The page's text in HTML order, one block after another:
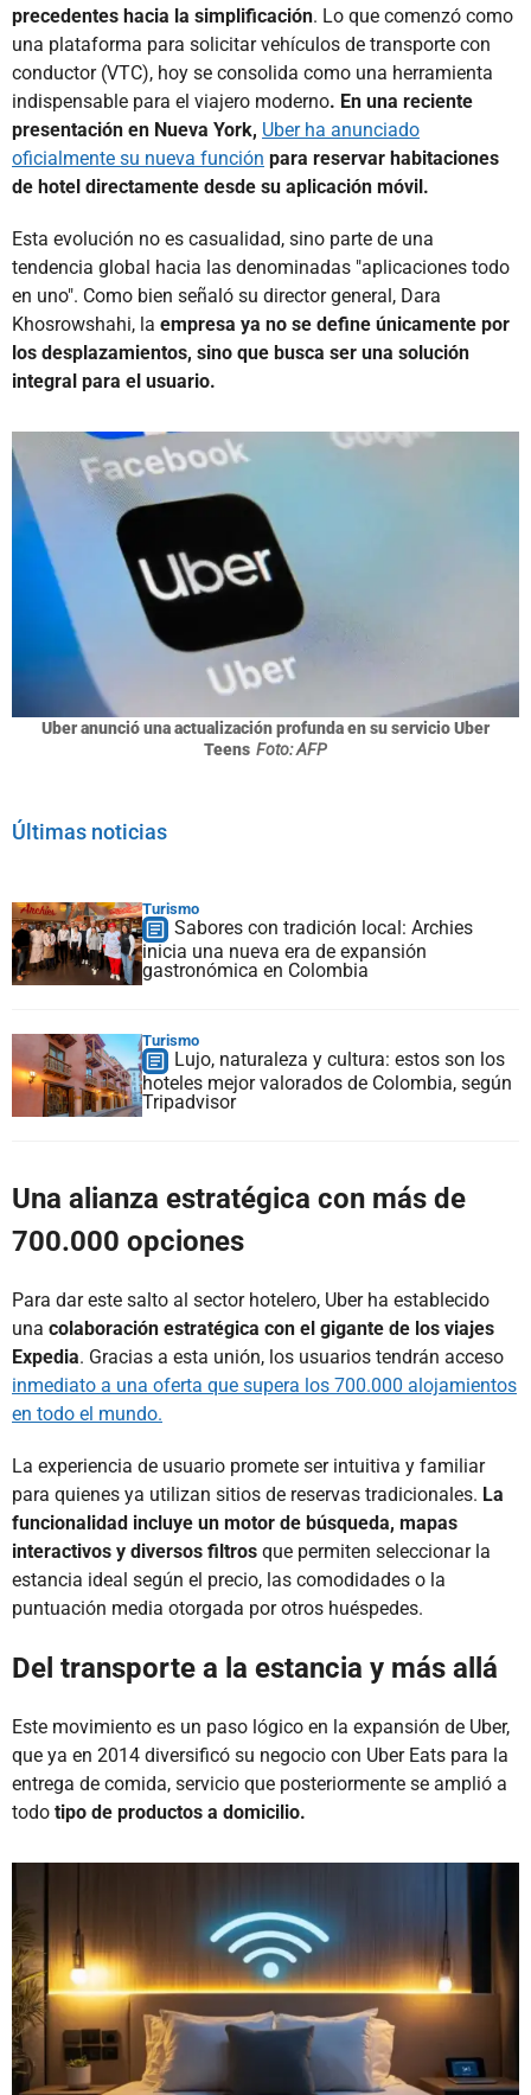
precedentes hacia la simplificación. Lo que comenzó como
una plataforma para solicitar vehículos de transporte con
conductor (VTC), hoy se consolida como una herramienta
indispensable para el viajero moderno. En una reciente
presentación en Nueva York, Uber ha anunciado
oficialmente su nueva función para reservar habitaciones
de hotel directamente desde su aplicación móvil.
Esta evolución no es casualidad, sino parte de una
tendencia global hacia las denominadas "aplicaciones todo
en uno". Como bien señaló su director general, Dara
Khosrowshahi, la empresa ya no se define únicamente por
los desplazamientos, sino que busca ser una solución
integral para el usuario.
Uber anunció una actualización profunda en su servicio Uber
Teens Foto: AFP
Últimas noticias
Turismo
Sabores con tradición local: Archies
inicia una nueva era de expansión
gastronómica en Colombia
Turismo
Lujo, naturaleza y cultura: estos son los
hoteles mejor valorados de Colombia, según
Tripadvisor
Una alianza estratégica con más de
700.000 opciones
Para dar este salto al sector hotelero, Uber ha establecido
una colaboración estratégica con el gigante de los viajes
Expedia. Gracias a esta unión, los usuarios tendrán acceso
inmediato a una oferta que supera los 700.000 alojamientos
en todo el mundo.
La experiencia de usuario promete ser intuitiva y familiar
para quienes ya utilizan sitios de reservas tradicionales. La
funcionalidad incluye un motor de búsqueda, mapas
interactivos y diversos filtros que permiten seleccionar la
estancia ideal según el precio, las comodidades o la
puntuación media otorgada por otros huéspedes.
Del transporte a la estancia y más allá
Este movimiento es un paso lógico en la expansión de Uber,
que ya en 2014 diversificó su negocio con Uber Eats para la
entrega de comida, servicio que posteriormente se amplió a
todo tipo de productos a domicilio.